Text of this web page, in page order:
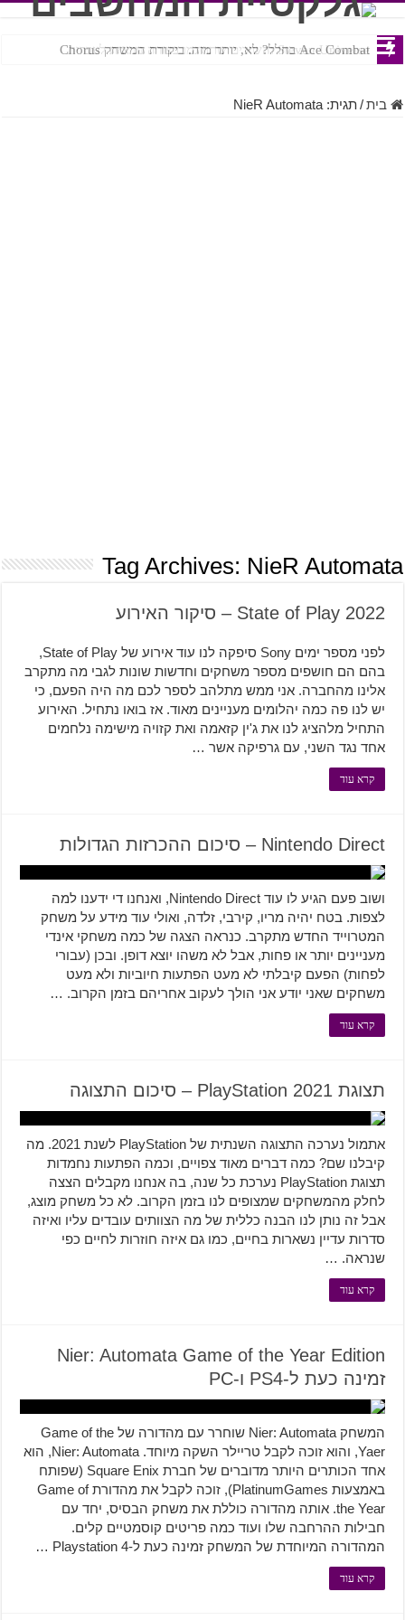
Ace Combat בחלל? לא, יותר מזה. ביקורת המשחק Chorus
Steven Universe והשירים שתורגמו בצורה נוראית לעברית
בית/תגית:NieR Automata
Tag Archives: NieR Automata
State of Play 2022 – סיקור האירוע
לפני מספר ימים Sony סיפקה לנו עוד אירוע של State of Play,
בהם הם חושפים מספר משחקים וחדשות שונות לגבי מה מתקרב
אלינו מהחברה. אני ממש מתלהב לספר לכם מה היה הפעם, כי
יש לנו פה כמה יהלומים מעניינים מאוד. אז בואו נתחיל. האירוע
התחיל מלהציג לנו את ג'ין קזאמה ואת קזויה מישימה נלחמים
אחד נגד השני, עם גרפיקה אשר …
קרא עוד
Nintendo Direct – סיכום ההכרזות הגדולות
ושוב פעם הגיע לו עוד Nintendo Direct, ואנחנו די ידענו למה
לצפות. בטח יהיה מריו, קירבי, זלדה, ואולי עוד מידע על משחק
המטרוייד החדש מתקרב. כנראה הצגה של כמה משחקי אינדי
מעניינים יותר או פחות, אבל לא משהו יוצא דופן. ובכן (עבורי
לפחות) הפעם קיבלתי לא מעט הפתעות חיוביות ולא מעט
משחקים שאני יודע אני הולך לעקוב אחריהם בזמן הקרוב. …
קרא עוד
תצוגת PlayStation 2021 – סיכום התצוגה
אתמול נערכה התצוגה השנתית של PlayStation לשנת 2021. מה
קיבלנו שם? כמה דברים מאוד צפויים, וכמה הפתעות נחמדות
תצוגת PlayStation נערכת כל שנה, בה אנחנו מקבלים הצצה
לחלק מהמשחקים שמצופים לנו בזמן הקרוב. לא כל משחק מוצג,
אבל זה נותן לנו הבנה כללית של מה הצוותים עובדים עליו ואיזה
סדרות עדיין נשארות בחיים, כמו גם איזה חוזרות לחיים כפי
שנראה. …
קרא עוד
Nier: Automata Game of the Year Edition
זמינה כעת ל-PS4 ו-PC
המשחק Nier: Automata שוחרר עם מהדורה של Game of the
Yaer, והוא זוכה לקבל טריילר השקה מיוחד. Nier: Automata, הוא
אחד הכותרים היותר מדוברים של חברת Square Enix (שפותח
באמצעות PlatinumGames), זוכה לקבל את מהדורת Game of
the Year. אותה מהדורה כוללת את משחק הבסיס, יחד עם
חבילות ההרחבה שלו ועוד כמה פריטים קוסמטיים קלים.
המהדורה המיוחדת של המשחק זמינה כעת ל-Playstation 4 …
קרא עוד